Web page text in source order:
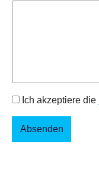
Ich akzeptiere die